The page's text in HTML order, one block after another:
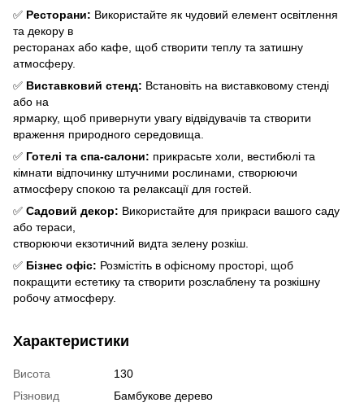
✅ Ресторани: Використайте як чудовий елемент освітлення
та декору в
ресторанах або кафе, щоб створити теплу та затишну
атмосферу.
✅ Виставковий стенд: Встановіть на виставковому стенді
або на
ярмарку, щоб привернути увагу відвідувачів та створити
враження природного середовища.
✅ Готелі та спа-салони: прикрасьте холи, вестибюлі та
кімнати відпочинку штучними рослинами, створюючи
атмосферу спокою та релаксації для гостей.
✅ Садовий декор: Використайте для прикраси вашого саду
або тераси,
створюючи екзотичний видта зелену розкіш.
✅ Бізнес офіс: Розмістіть в офісному просторі, щоб
покращити естетику та створити розслаблену та розкішну
робочу атмосферу.
Характеристики
Висота
130
Різновид
Бамбукове дерево